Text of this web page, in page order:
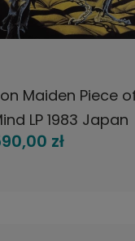
Spreading
Disease LP 1986
Island
zł
POWIADOM O DOSTĘPNOŚCI